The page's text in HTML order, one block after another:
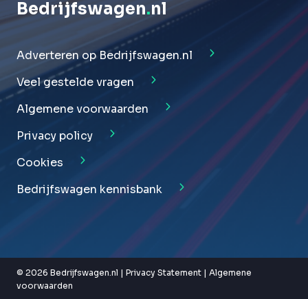
Bedrijfswagen.nl
Adverteren op Bedrijfswagen.nl
Veel gestelde vragen
Algemene voorwaarden
Privacy policy
Cookies
Bedrijfswagen kennisbank
© 2026 Bedrijfswagen.nl | Privacy Statement | Algemene
voorwaarden